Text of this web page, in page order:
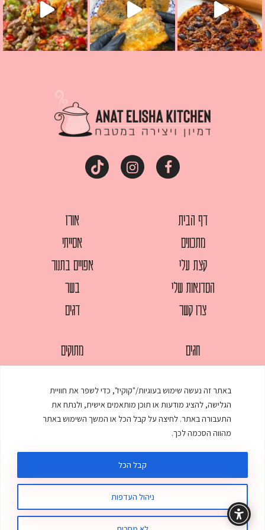
באתר זה נעשה שימוש בעוגיות/"קוקיז", כדי לשפר את חוויית
הגלישה, להציג מודעות או תוכן מותאמים אישית, ולנתח את
התעבורה באתר. לחיצה על קבל הכל או המשך השימוש באתר
מהווה הסכמה לכך.
ניהול העדפות
קבל הכל
דף הבית
מתכונים
קצת עלי
הסדנאות שלי
צרו קשר
אורז
אסייתי
אפויים בתנור
בשר
דגים
חגים
מאפים
ממולאים
מרקים
מתוקים
עוגות
עוף
© כל הזכויות שמורות לענת אלישע | עיצוב ובניית אתר
תקנון האתר מדיניות פרטיות